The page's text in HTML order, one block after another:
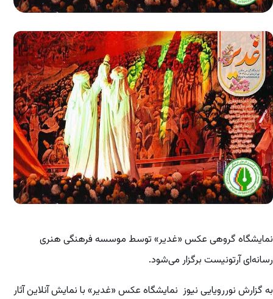
نمایشگاه گروهی عکس «غدیر» توسط موسسه فرهنگی هنری
رسانه‌ای آرتونیست برگزار می‌شود.
به گزارش نوررویایی نیوز نمایشگاه عکس «غدیر» با نمایش آنلاین آثار